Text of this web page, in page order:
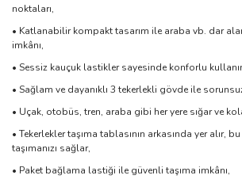
noktaları,
• Katlanabilir kompakt tasarım ile araba vb. dar
imkânı,
• Sessiz kauçuk lastikler sayesinde konforlu
• Sağlam ve dayanıklı 3 tekerlekli gövde ile
• Uçak, otobüs, tren, araba gibi her yere sığar ve
• Tekerlekler taşıma tablasının arkasında yer alır,
taşımanızı sağlar,
• Paket bağlama lastiği ile güvenli taşıma imkânı,